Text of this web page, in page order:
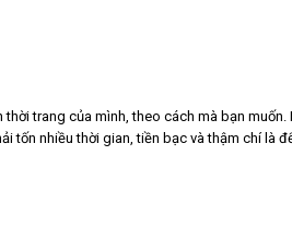
trang của mình, theo cách mà bạn
tốn nhiều thời gian, tiền bạc và thậm chí là